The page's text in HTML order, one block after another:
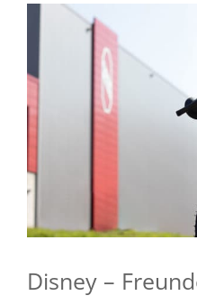
Disney –